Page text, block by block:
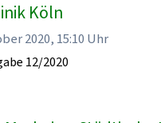
Köln
2020, 15:10 Uhr
12/2020